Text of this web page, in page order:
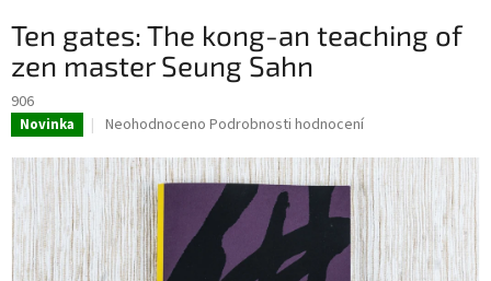
Ten gates: The kong-an teaching of
zen master Seung Sahn
906
Novinka
Průměrné
produktu
je
0,0
z
5
hvězdiček.
Neohodnoceno Podrobnosti hodnocení